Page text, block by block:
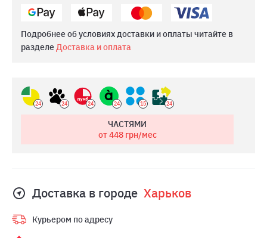
Подробнее об условиях доставки и оплаты читайте в
разделеДоставка и оплата
24 24 24 24 15 24
ЧАСТЯМИ
от 448грн/мес
Доставка в городе Харьков
Курьером по адресу